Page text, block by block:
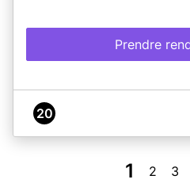
Prendre
20
1 2 3